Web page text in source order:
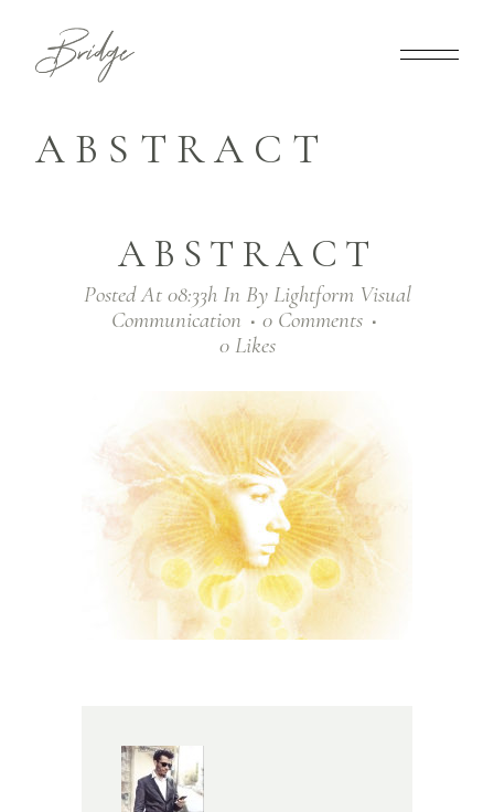
ABSTRACT
ABSTRACT
Posted At 08:33hIn By Lightform Visual
Communication
0 Comments
0 Likes